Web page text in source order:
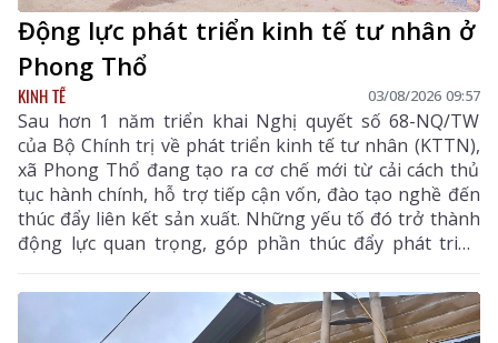
Động lực phát triển kinh tế tư nhân ở
Phong Thổ
KINH TẾ 03/08/2026 09:57
Sau hơn 1 năm triển khai Nghị quyết số 68-NQ/TW
của Bộ Chính trị về phát triển kinh tế tư nhân (KTTN),
xã Phong Thổ đang tạo ra cơ chế mới từ cải cách thủ
tục hành chính, hỗ trợ tiếp cận vốn, đào tạo nghề đến
thúc đẩy liên kết sản xuất. Những yếu tố đó trở thành
động lực quan trọng, góp phần thúc đẩy phát triển
kinh tế - xã hội của vùng đất biên cương, từng bước
khẳng định rõ nét vai trò của KTTN.